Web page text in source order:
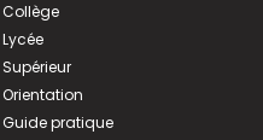
Collège
Lycée
Supérieur
Orientation
Guide pratique